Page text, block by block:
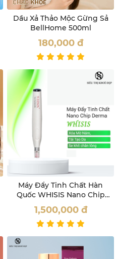
Dầu Xả Thảo Mộc Gừng Sả
BellHome 500ml
180,000 đ
Máy Đẩy Tinh Chất Hàn
Quốc WHISIS Nano Chip
Derma Pen Mờ Nám, Giảm
Nếp Nhăn
1,500,000 đ